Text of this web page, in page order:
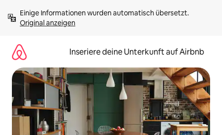
Inhalten
springenOriginal anzeigen
Inseriere deine Unterkunft auf Airbnb